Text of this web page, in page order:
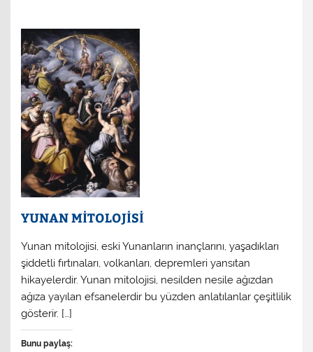
YUNAN MİTOLOJİSİ
Yunan mitolojisi, eski Yunanların inançlarını, yaşadıkları
şiddetli fırtınaları, volkanları, depremleri yansıtan
hikayelerdir. Yunan mitolojisi, nesilden nesile ağızdan
ağıza yayılan efsanelerdir bu yüzden anlatılanlar çeşitlilik
gösterir. […]
Bunu paylaş: